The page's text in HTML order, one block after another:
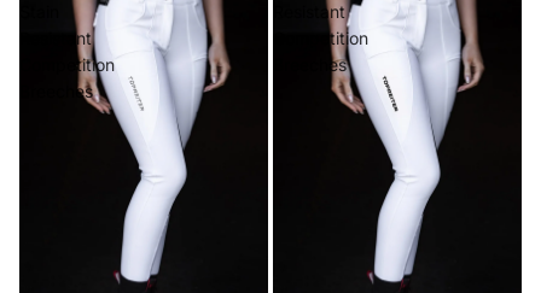
Resistant
Competition
Breeches
Resistant
Competition
Breeches